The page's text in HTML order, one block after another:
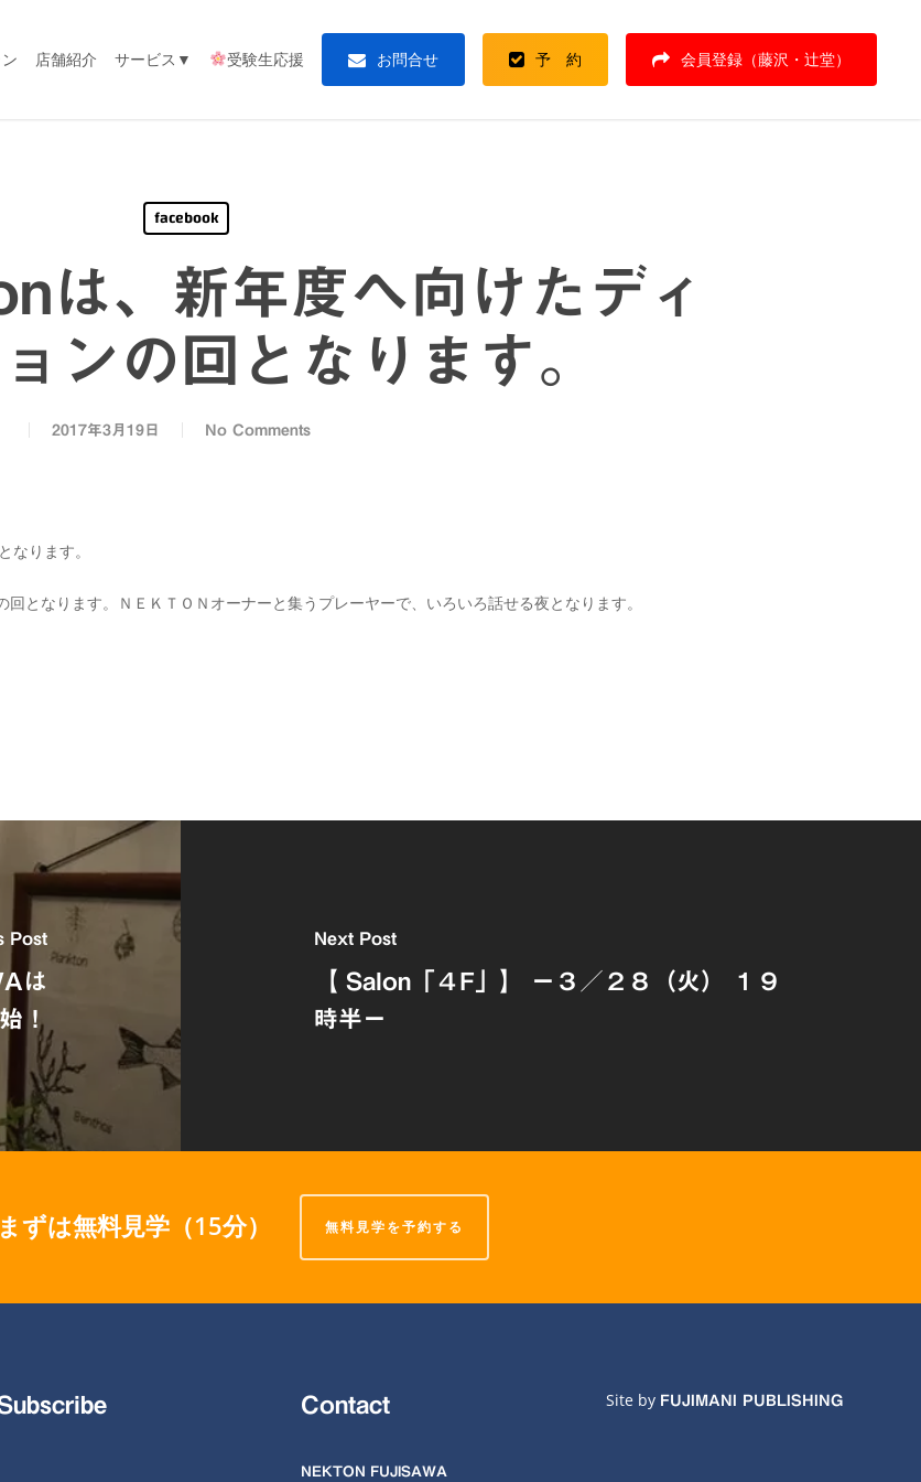
店舗紹介 サービス▼ 受験生応援 お問合せ 予 約 会員登録（藤沢・辻堂）
facebook
は、新年度へ向けたディ
ンの回となります。
2017年3月19日 No Comments
ります。
となります。ＮＥＫＴＯＮオーナーと集うプレーヤーで、いろいろ話せる夜となります。
Post
は
！
Next Post
【 Salon「４F」】 ー３／２８（火） １９
時半ー
ずは無料見学（15分） 無料見学を予約する
Contact
NEKTON FUJISAWA
Site by FUJIMANI PUBLISHING